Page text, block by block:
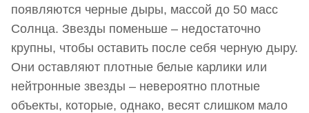
появляются черные дыры, массой до 50 масс
Солнца. Звезды поменьше – недостаточно
крупны, чтобы оставить после себя черную дыру.
Они оставляют плотные белые карлики или
нейтронные звезды – невероятно плотные
объекты, которые, однако, весят слишком мало